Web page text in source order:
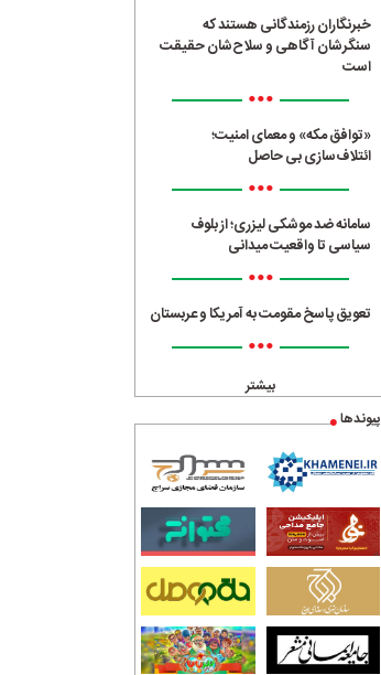
خبرنگاران رزمندگانی هستند که
سنگرشان آگاهی و سلاح‌شان حقیقت
است
•••
«توافق مکه» و معمای امنیت؛
ائتلاف‌سازی بی حاصل
•••
سامانه ضد موشکی لیزری؛ از بلوف
سیاسی تا واقعیت میدانی
•••
تعویق پاسخ مقومت به آمریکا و عربستان
•••
بیشتر
پیوندها